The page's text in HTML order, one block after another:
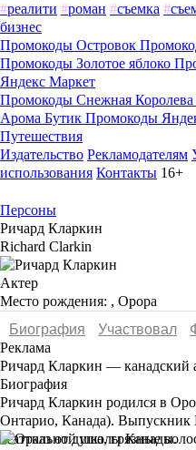
#реалити #роман #съемка #
бизнес
Промокоды Островок
Промокоды Золотое яблоко
Яндекс Маркет
Промокоды Снежная Королева
Арома Бутик Промокоды
Путешествия
Издательство Рекламодателям
использования Контакты 16+
Персоны
Ричард Кларкин
Richard Clarkin
Актер
Место рождения: , Орора
Биография
Участвовал
Реклама
Ричард Кларкин — канадский
Биография
Ричард Кларкин родился в
Онтарио, Канада). Выпускник
театральной школы Канады.